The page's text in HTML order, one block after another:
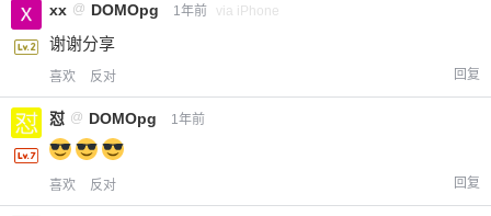
xx @ DOMOpg 1年前 via iPhone
谢谢分享
喜欢 反对 回复
怼 @ DOMOpg 1年前
喜欢 反对 回复